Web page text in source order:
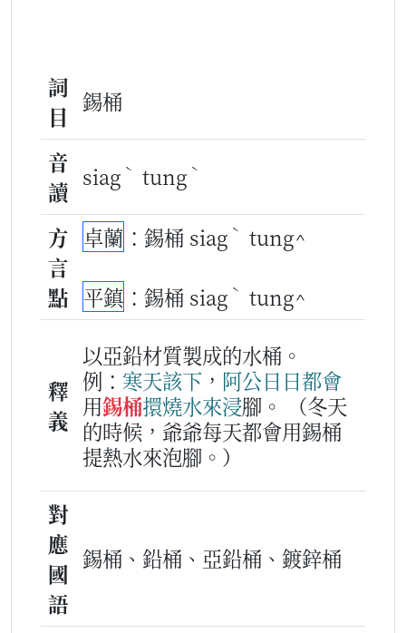
詞
目
錫桶
音
讀
siag ˋ tung ˋ
方
言
點
卓蘭 ：錫桶 siag ˋ tung^
平鎮 ：錫桶 siag ˋ tung^
釋
義
以亞鉛材質製成的水桶。
例： 寒天該下 ， 阿公日日都會
用錫桶擐燒水來浸腳。
（冬天
的時候，爺爺每天都會用錫桶
提熱水來泡腳。）
對
應
國
語
錫桶、鉛桶、亞鉛桶、鍍鋅桶